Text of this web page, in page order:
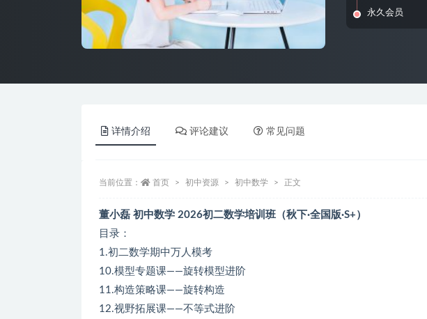
永久会员
详情介绍 评论建议 常见问题
当前位置： 首页 初中资源 初中数学 正文
董小磊 初中数学 2026初二数学培训班（秋下·全国版·S+）
目录：
1.初二数学期中万人模考
10.模型专题课——旋转模型进阶
11.构造策略课——旋转构造
12.视野拓展课——不等式进阶